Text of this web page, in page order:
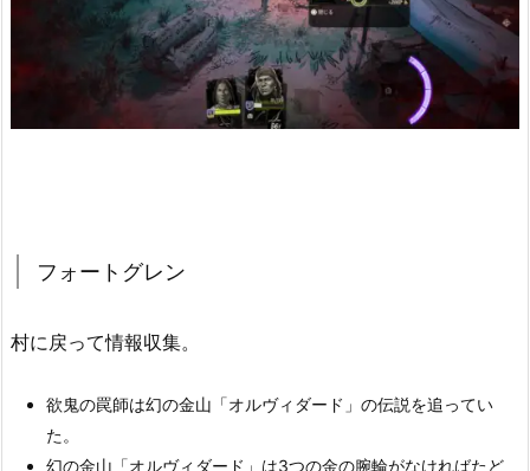
フォートグレン
村に戻って情報収集。
欲鬼の罠師は幻の金山「オルヴィダード」の伝説を追ってい
た。
幻の金山「オルヴィダード」は3つの金の腕輪がなければたど